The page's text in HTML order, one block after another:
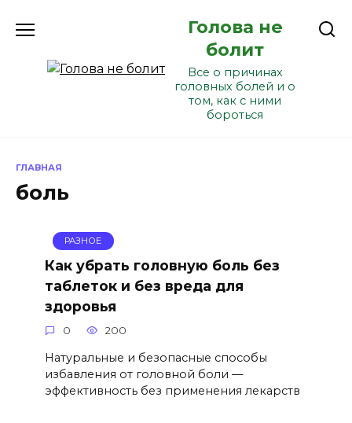
Голова не
болит
Все о причинах
головных болей и о
том, как с ними
бороться
ГЛАВНАЯ
боль
РАЗНОЕ
Как убрать головную боль без
таблеток и без вреда для
здоровья
0 200
Натуральные и безопасные способы
избавления от головной боли —
эффективность без применения лекарств